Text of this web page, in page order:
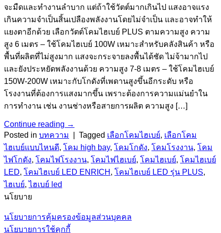
จะมืดและทำงานลำบาก แต่ถ้าใช้วัตต์มากเกินไป แสงอาจแรง
เกินความจำเป็นสิ้นเปลืองพลังงานโดยไม่จำเป็น และอาจทำให้
แยงตาอีกด้วย เลือกวัตต์โคมไฮเบย์ PLUS ตามความสูง ความ
สูง 6 เมตร – ใช้โคมไฮเบย์ 100W เหมาะสำหรับคลังสินค้า หรือ
พื้นที่ผลิตที่ไม่สูงมาก แสงจะกระจายลงพื้นได้ชัด ไม่จ้ามากไป
และยังประหยัดพลังงานด้วย ความสูง 7-8 เมตร – ใช้โคมไฮเบย์
150W-200W เหมาะกับโกดังที่เพดานสูงขึ้นอีกระดับ หรือ
โรงงานที่ต้องการแสงมากขึ้น เพราะต้องการความแม่นยำใน
การทำงาน เช่น งานช่างหรือสายการผลิต ความสูง […]
Continue reading →
Posted in บทความ Tagged เลือกโคมไฮเบย์, เลือกโคม
ไฮเบย์แบบไหนดี, โคม high bay, โคมโกดัง, โคมโรงงาน, โคม
ไฟโกดัง, โคมไฟโรงงาน, โคมไฟไฮเบย์, โคมไฮเบย์, โคมไฮเบย์
LED, โคมไฮเบย์ LED ENRICH , โคมไฮเบย์ LED รุ่น PLUS,
ไฮเบย์,ไฮเบย์ led
นโยบาย
นโยบายการคุ้มครองข้อมูลส่วนบุคคล
นโยบายการใช้คุกกี้